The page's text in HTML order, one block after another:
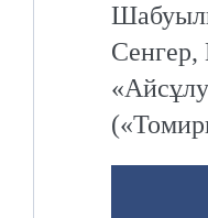
Сенгер,